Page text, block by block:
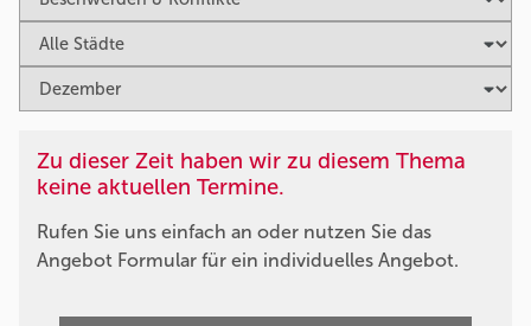
Zu dieser Zeit haben wir zu diesem Thema
keine aktuellen Termine.
Rufen Sie uns einfach an oder nutzen Sie das
Angebot Formular für ein individuelles Angebot.